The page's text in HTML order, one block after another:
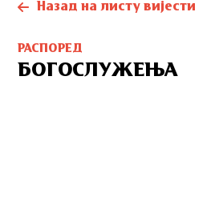
Назад на листу вијести
РАСПОРЕД
БОГОСЛУЖЕЊА